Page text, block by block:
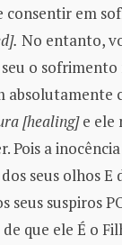
em
No entanto,
o
absolutamente
[healing]e ele
Pois a
seus olhos E
seus suspiros
que ele É o